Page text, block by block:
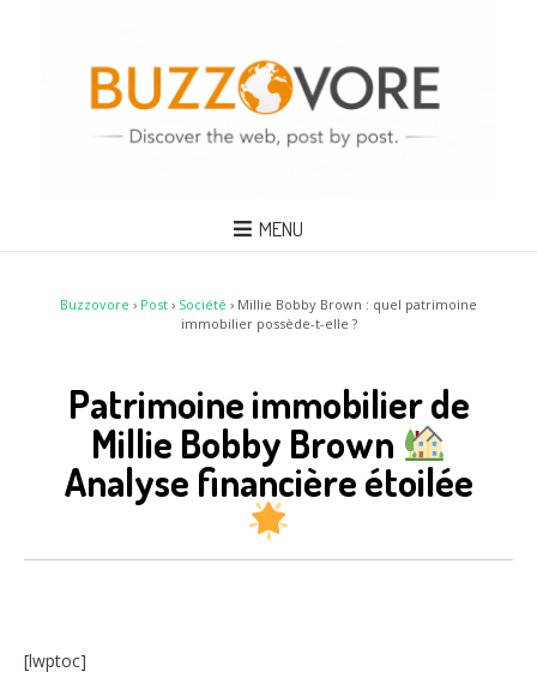
MENU
Buzzovore › Post › Société › Millie Bobby Brown : quel patrimoine
immobilier possède-t-elle ?
Patrimoine immobilier de
Millie Bobby Brown
Analyse financière étoilée
[lwptoc]